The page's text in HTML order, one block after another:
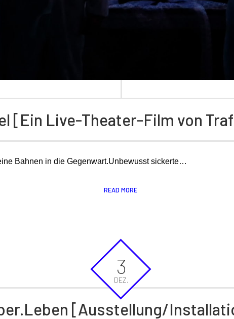
[Ein Live-Theater-Film von
Bahnen in die Gegenwart.Unbewusst sickerte…
READ MORE
3
DEZ.
[Ausstellung/